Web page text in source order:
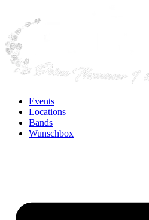
Events
Locations
Bands
Wunschbox